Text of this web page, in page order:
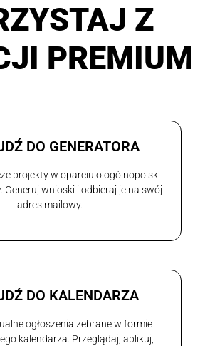
Z
PREMIUM
DO GENERATORA
projekty w oparciu o ogólnopolski
Generuj wnioski i odbieraj je na swój
adres mailowy.
DO KALENDARZA
ogłoszenia zebrane w formie
kalendarza. Przeglądaj, aplikuj,